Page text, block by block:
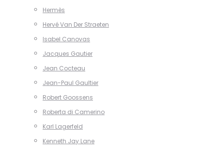
Hermès
Hervé Van Der Straeten
Isabel Canovas
Jacques Gautier
Jean Cocteau
Jean-Paul Gaultier
Robert Goossens
Roberta di Camerino
Karl Lagerfeld
Kenneth Jay Lane